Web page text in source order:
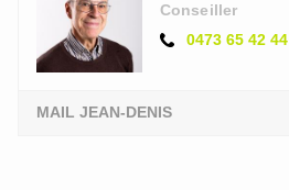
Conseiller
0473 65 42 44
MAIL JEAN-DENIS